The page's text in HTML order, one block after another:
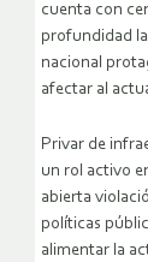
cuenta con
profundidad
nacional
afectar al
Privar de
un rol activo
abierta
políticas
alimentar la